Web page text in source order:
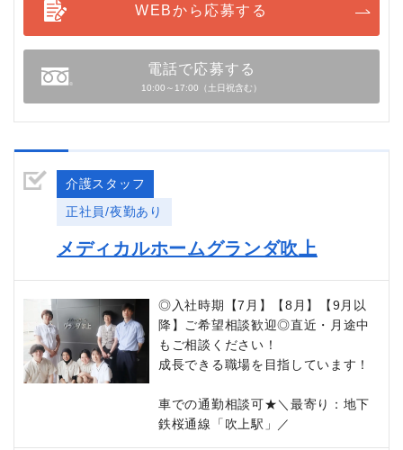
WEBから応募する
電話で応募する
10:00～17:00（土日祝含む）
介護スタッフ
正社員/夜勤あり
メディカルホームグランダ吹上
◎入社時期【7月】【8月】【9月以
降】ご希望相談歓迎◎直近・月途中
もご相談ください！
成長できる職場を目指しています！
車での通勤相談可★＼最寄り：地下
鉄桜通線「吹上駅」／